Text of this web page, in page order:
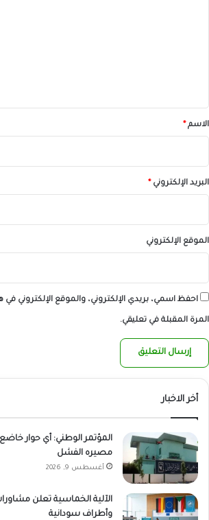
*الاسم*
البريد الإلكتروني*
الموقع الإلكتروني
احفظ اسمي، بريدي الإلكتروني، والموقع الإلكتروني
المرة المقبلة في تعليقي.
أخر الاخبار
المؤتمر الوطني: أي حوار
مصيره الفشل
أغسطس 9, 2026
الآلية الخماسية تعلن
وأطراف سودانية